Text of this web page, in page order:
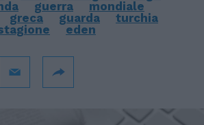
guerra
mondiale
greca guarda
turchia
eden